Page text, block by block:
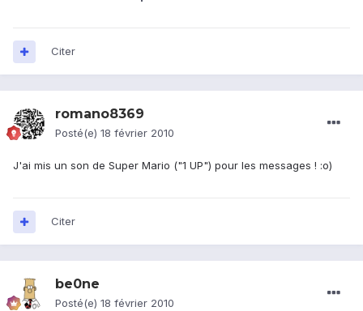
Citer
romano8369
Posté(e) 18 février 2010
J'ai mis un son de Super Mario ("1 UP") pour les messages ! :o)
Citer
be0ne
Posté(e) 18 février 2010